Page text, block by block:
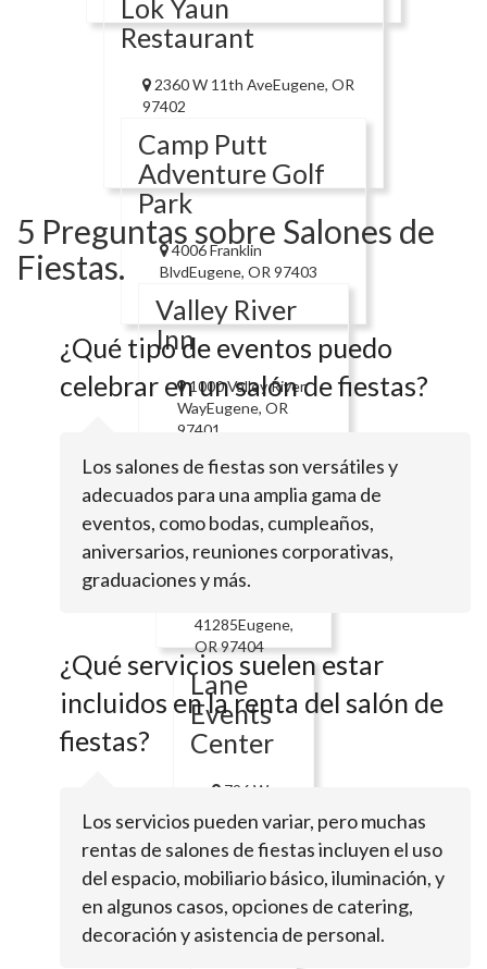
Lok Yaun
Restaurant
2360 W 11th AveEugene, OR
97402
Camp Putt
Adventure Golf
Park
4006 Franklin
BlvdEugene, OR 97403
Valley River
Inn
1000 Valley River
WayEugene, OR
97401
Shadow
Hills
Country
Club
41285Eugene,
OR 97404
Lane
Events
Center
796 W
13th
AveEugene,
OR 97402
Eugene
Country
Club
5 Preguntas sobre Salones de
Fiestas.
¿Qué tipo de eventos puedo
celebrar en un salón de fiestas?
Los salones de fiestas son versátiles y
adecuados para una amplia gama de
eventos, como bodas, cumpleaños,
aniversarios, reuniones corporativas,
graduaciones y más.
¿Qué servicios suelen estar
incluidos en la renta del salón de
fiestas?
Los servicios pueden variar, pero muchas
rentas de salones de fiestas incluyen el uso
del espacio, mobiliario básico, iluminación, y
en algunos casos, opciones de catering,
decoración y asistencia de personal.